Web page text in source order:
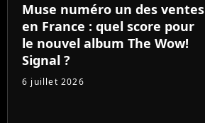
Muse numéro un des ventes
en France : quel score pour
le nouvel album The Wow!
Signal ?
6 juillet 2026